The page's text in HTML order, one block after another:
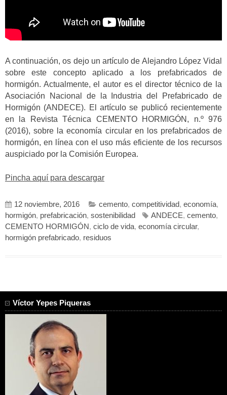
A continuación, os dejo un artículo de Alejandro López Vidal
sobre este concepto aplicado a los prefabricados de
hormigón. Actualmente, el autor es el director técnico de la
Asociación Nacional de la Industria del Prefabricado de
Hormigón (ANDECE). El artículo se publicó recientemente
en la Revista Técnica CEMENTO HORMIGÓN, n.º 976
(2016), sobre la economía circular en los prefabricados de
hormigón, en línea con el uso más eficiente de los recursos
auspiciado por la Comisión Europea.
Pincha aquí para descargar
12 noviembre, 2016 cemento, competitividad, economía,
hormigón, prefabricación, sostenibilidad ANDECE, cemento,
CEMENTO HORMIGÓN, ciclo de vida, economía circular,
hormigón prefabricado, residuos
Víctor Yepes Piqueras